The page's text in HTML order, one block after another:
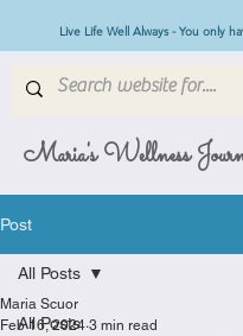
Maria's Wellness
Live Life Well Always - You only
Post
All Posts
All Posts
Maria Scuor
Feb 16, 2024 3 min read